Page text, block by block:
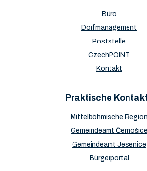
Büro
Dorfmanagement
Poststelle
CzechPOINT
Kontakt
Praktische
Mittelböhmische Region
Gemeindeamt Černošice
Gemeindeamt Jesenice
Bürgerportal